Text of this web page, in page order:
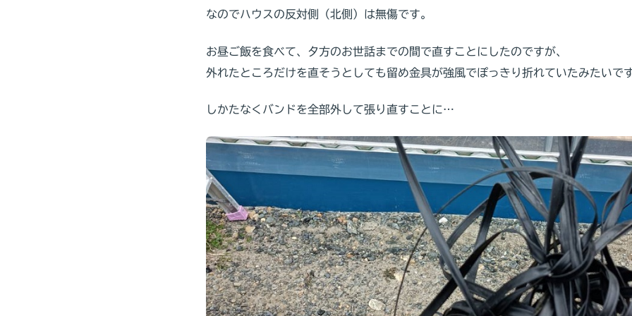
なのでハウスの反対側（北側）は無傷です。
お昼ご飯を食べて、夕方のお世話までの間で直すことにしたのですが、
外れたところだけを直そうとしても留め金具が強風でぽっきり折れていたみたいで
しかたなくバンドを全部外して張り直すことに…